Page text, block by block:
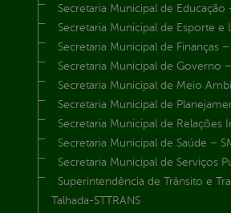
Secretaria Municipal de Educação
Secretaria Municipal de Esporte e
Secretaria Municipal de Finanças –
Secretaria Municipal de Governo
Secretaria Municipal de Meio
Secretaria Municipal de
Secretaria Municipal de Relações
Secretaria Municipal de Saúde –
Secretaria Municipal de Serviços
Superintendência de Trânsito e
Talhada-STTRANS